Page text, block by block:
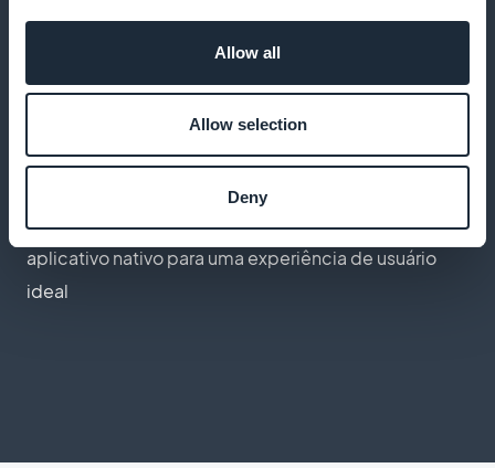
Allow all
Allow selection
Deny
entender as necessidades de seus pacientes
Aplicativo móvel de alto desempenho
Ofereça um aplicativo com todos os recursos de um
aplicativo nativo para uma experiência de usuário
ideal